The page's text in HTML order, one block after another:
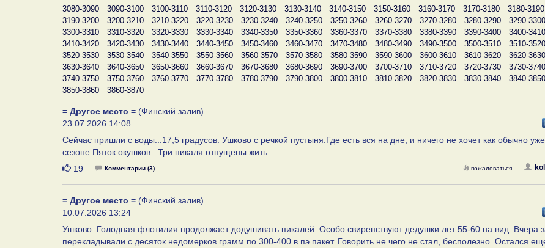
3080-3090
3090-3100 3100-3110 3110-3120 3120-3130 3130-3140 3140-3150 3150-3160 3160-3170 3170-3180
3180-3190
3190-3200
3200-3210 3210-3220 3220-3230 3230-3240 3240-3250 3250-3260 3260-3270 3270-3280 3280-3290
3290-3300
3300-3310
3310-3320 3320-3330 3330-3340 3340-3350 3350-3360 3360-3370 3370-3380 3380-3390 3390-3400
3400-3410
3410-3420
3420-3430 3430-3440 3440-3450 3450-3460 3460-3470 3470-3480 3480-3490 3490-3500 3500-3510
3510-3520
3520-3530
3530-3540 3540-3550 3550-3560 3560-3570 3570-3580 3580-3590 3590-3600 3600-3610 3610-3620
3620-3630
3630-3640
3640-3650 3650-3660 3660-3670 3670-3680 3680-3690 3690-3700 3700-3710 3710-3720 3720-3730
3730-3740
3740-3750
3750-3760 3760-3770 3770-3780 3780-3790 3790-3800 3800-3810 3810-3820 3820-3830 3830-3840
3840-3850
3850-3860
3860-3870
= Другое место = (Финский залив)
23.07.2026 14:08
Сейчас пришли с воды...17,5 градусов. Ушково с речкой пустыня.Где есть вся на дне, и ничего не хочет как обычно
сезоне.Пяток окушков...Три пикаля отпущены жить.
Нравится
19 Комментарии (3) пожаловаться
= Другое место = (Финский залив)
10.07.2026 13:24
Ушково. Голодная флотилия продолжает додушивать пикалей. Особо свирепствуют дедушки лет 55-60 на вид. Вчера
перекладывали с десяток недомерков грамм по 300-400 в пэ пакет. Говорить не чего не стал, бесполезно. Остался